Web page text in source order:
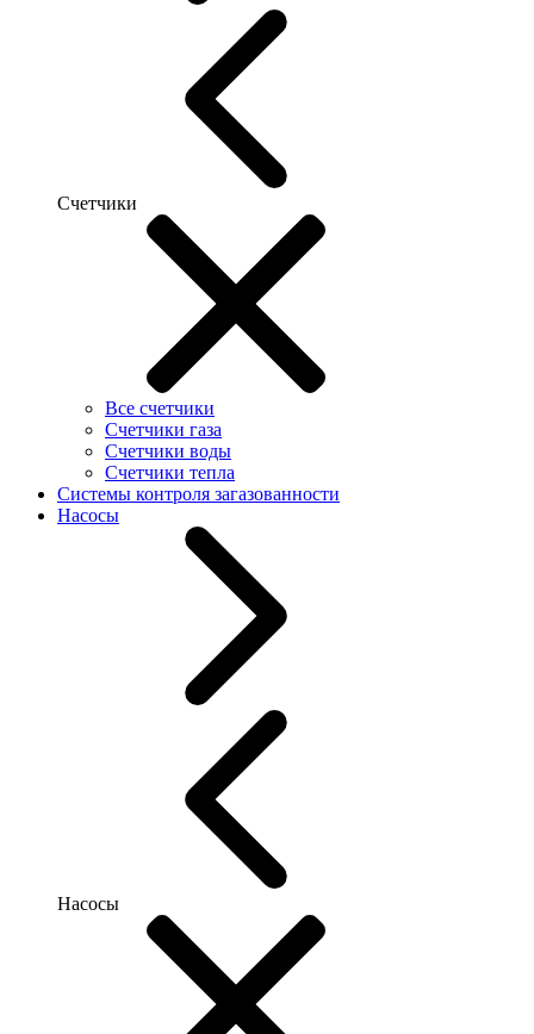
Счетчики
Все счетчики
Счетчики газа
Счетчики воды
Счетчики тепла
Системы контроля загазованности
Насосы
Насосы